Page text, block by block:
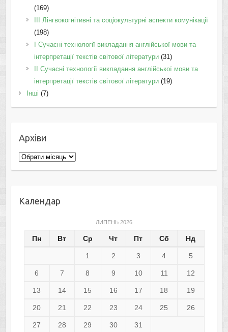
(169)
IІI Лінгвокогнітивні та соціокультурні аспекти комунікації
(198)
I Cучасні технології викладання англійської мови та
інтерпретації текстів світової літератури(31)
II Cучасні технології викладання англійської мови та
інтерпретації текстів світової літератури(19)
Інші (7)
Архіви
Архіви
Календар
ЛИПЕНЬ 2026
Пн Вт Ср Чт Пт Сб Нд
1 2 3 4 5
6 7 8 9 10 11 12
13 14 15 16 17 18 19
20 21 22 23 24 25 26
27 28 29 30
31